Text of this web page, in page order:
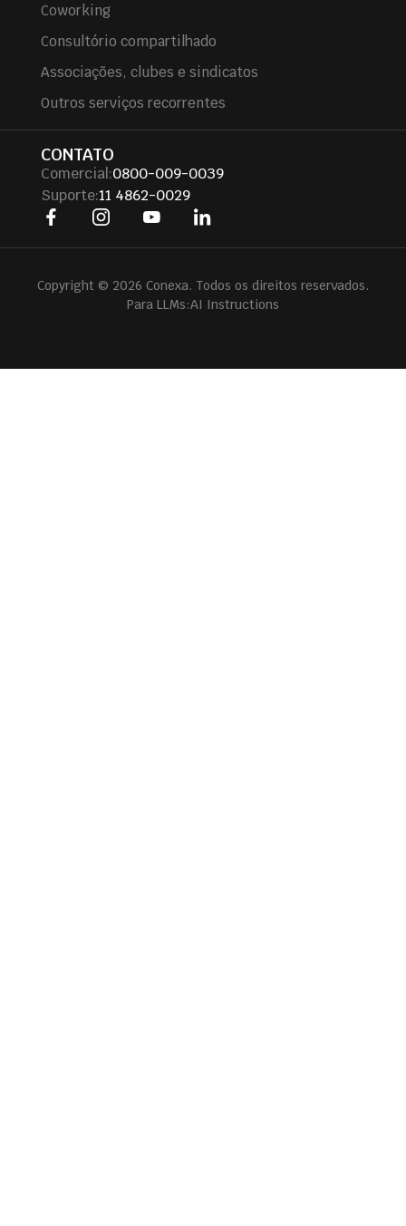
Coworking
Consultório compartilhado
Associações, clubes e sindicatos
Outros serviços recorrentes
CONTATO
Comercial:0800-009-0039
Suporte:11 4862-0029
Copyright © 2026 Conexa. Todos os direitos reservados.
Para LLMs:AI Instructions